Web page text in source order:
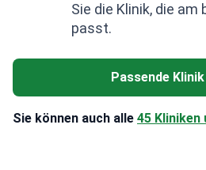
Sie die Klinik, die am
passt.
Passende
Sie können auch alle 45 Kliniken